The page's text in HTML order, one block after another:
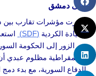
إلى دمشق
ظهرت مؤشرات تقارب بين
القيادة الكردية (SDF)
دير الزور إلى الحكومة
الديمقراطية مظلوم عبدي
الدفاع السورية، مع بدء